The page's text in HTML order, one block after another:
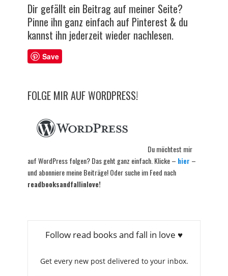
Dir gefällt ein Beitrag auf meiner Seite?
Pinne ihn ganz einfach auf Pinterest & du
kannst ihn jederzeit wieder nachlesen.
Save
FOLGE MIR AUF WORDPRESS!
Du möchtest mir
auf WordPress folgen? Das geht ganz einfach. Klicke – hier –
und abonniere meine Beiträge! Oder suche im Feed nach
readbooksandfallinlove!